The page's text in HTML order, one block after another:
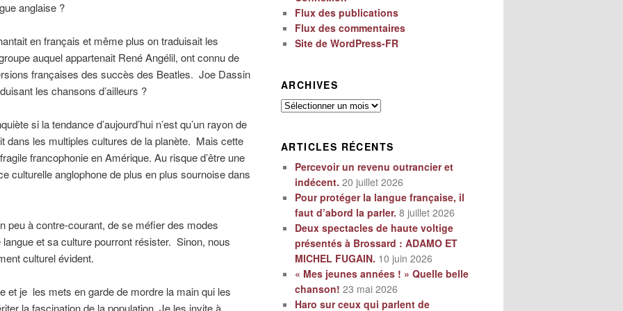
anglaise ?
en français et même plus on traduisait les
auquel appartenait René Angélil, ont connu de
françaises des succès des Beatles. Joe Dassin
les chansons d’ailleurs ?
si la tendance d’aujourd’hui n’est qu’un rayon de
dans les multiples cultures de la planète. Mais cette
francophonie en Amérique. Au risque d’être une
culturelle anglophone de plus en plus sournoise dans
peu à contre-courant, de se méfier des modes
et sa culture pourront résister. Sinon, nous
culturel évident.
et je les mets en garde de mordre la main qui les
la fascination de la population. Je les invite à
Flux des publications
Flux des commentaires
Site de WordPress-FR
ARCHIVES
Archives
ARTICLES RÉCENTS
Percevoir un revenu outrancier et
indécent. 20 juillet 2026
Pour protéger la langue française, il
faut d’abord la parler. 8 juillet 2026
Deux spectacles de haute voltige
présentés à Brossard : ADAMO ET
MICHEL FUGAIN. 10 juin 2026
« Mes jeunes années ! » Quelle belle
chanson! 23 mai 2026
Haro sur ceux qui parlent de